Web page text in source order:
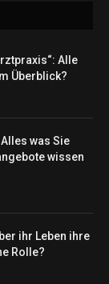
Alle
Überblick?
was Sie
wissen
ihr Leben ihre
Rolle?